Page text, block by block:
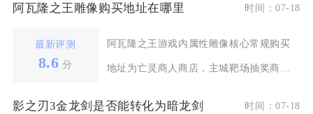
阿瓦隆之王雕像购买地址在哪里 时间：07-18
最新评测
8.6 分
阿瓦隆之王游戏内属性雕像核心常规购买
地址为亡灵商人商店，主城靶场抽奖商
影之刃3金龙剑是否能转化为暗龙剑 时间：07-18